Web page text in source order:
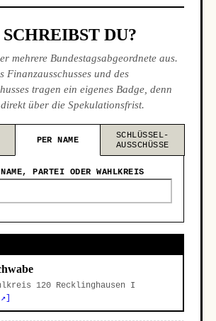
DU?
mehrere Bundestagsabgeordnete aus.
Finanzausschusses und des
tragen ein eigenes Badge, denn
über die Spekulationsfrist.
PER NAME
SCHLÜSSEL-
AUSSCHÜSSE
PARTEI ODER WAHLKREIS
120 Recklinghausen I